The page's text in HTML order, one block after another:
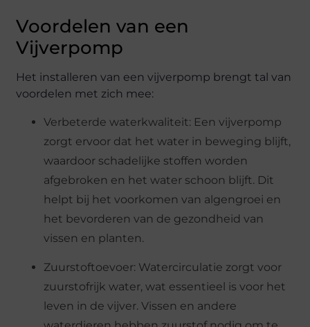
Voordelen van een
Vijverpomp
Het installeren van een vijverpomp brengt tal van
voordelen met zich mee:
Verbeterde waterkwaliteit: Een vijverpomp
zorgt ervoor dat het water in beweging blijft,
waardoor schadelijke stoffen worden
afgebroken en het water schoon blijft. Dit
helpt bij het voorkomen van algengroei en
het bevorderen van de gezondheid van
vissen en planten.
Zuurstoftoevoer: Watercirculatie zorgt voor
zuurstofrijk water, wat essentieel is voor het
leven in de vijver. Vissen en andere